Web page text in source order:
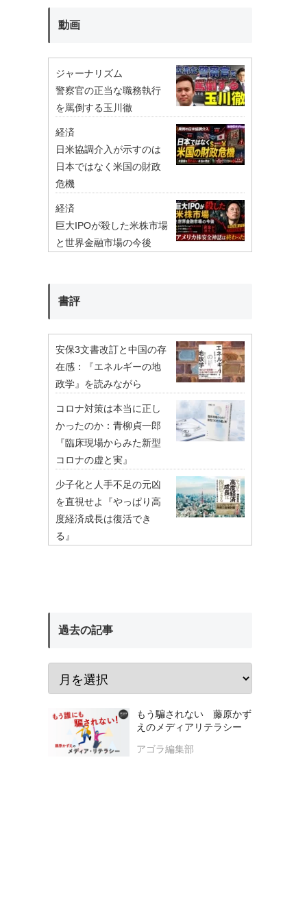
動画
ジャーナリズム
警察官の正当な職務執行
を罵倒する玉川徹
経済
日米協調介入が示すのは
日本ではなく米国の財政
危機
経済
巨大IPOが殺した米株市場
と世界金融市場の今後
書評
安保3文書改訂と中国の存
在感：『エネルギーの地
政学』を読みながら
コロナ対策は本当に正し
かったのか：青柳貞一郎
『臨床現場からみた新型
コロナの虚と実』
少子化と人手不足の元凶
を直視せよ『やっぱり高
度経済成長は復活でき
る』
過去の記事
もう騙されない 藤原かず
えのメディアリテラシー
アゴラ編集部